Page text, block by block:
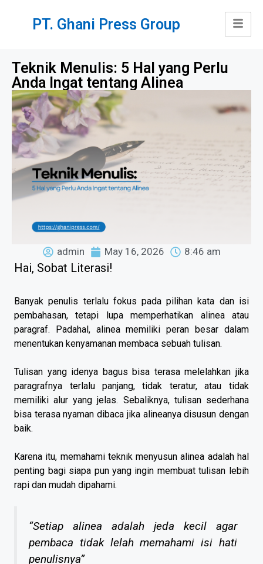
PT. Ghani Press Group
Teknik Menulis: 5 Hal yang Perlu
Anda Ingat tentang Alinea
admin May 16, 2026 8:46 am
Hai, Sobat Literasi!
Banyak penulis terlalu fokus pada pilihan kata dan isi
pembahasan, tetapi lupa memperhatikan alinea atau
paragraf. Padahal, alinea memiliki peran besar dalam
menentukan kenyamanan membaca sebuah tulisan.
Tulisan yang idenya bagus bisa terasa melelahkan jika
paragrafnya terlalu panjang, tidak teratur, atau tidak
memiliki alur yang jelas. Sebaliknya, tulisan sederhana
bisa terasa nyaman dibaca jika alineanya disusun dengan
baik.
Karena itu, memahami teknik menyusun alinea adalah hal
penting bagi siapa pun yang ingin membuat tulisan lebih
rapi dan mudah dipahami.
“Setiap alinea adalah jeda kecil agar
pembaca tidak lelah memahami isi hati
penulisnya”